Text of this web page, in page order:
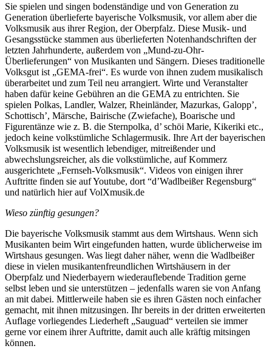
Sie spielen und singen bodenständige und von Generation zu
Generation überlieferte bayerische Volksmusik, vor allem aber die
Volksmusik aus ihrer Region, der Oberpfalz. Diese Musik- und
Gesangsstücke stammen aus überlieferten Notenhandschriften der
letzten Jahrhunderte, außerdem von „Mund-zu-Ohr-
Überlieferungen“ von Musikanten und Sängern. Dieses traditionelle
Volksgut ist „GEMA-frei“. Es wurde von ihnen zudem musikalisch
überarbeitet und zum Teil neu arrangiert. Wirte und Veranstalter
haben dafür keine Gebühren an die GEMA zu entrichten. Sie
spielen Polkas, Landler, Walzer, Rheinländer, Mazurkas, Galopp’,
Schottisch’, Märsche, Bairische (Zwiefache), Boarische und
Figurentänze wie z. B. die Sternpolka, d’ schöi Marie, Kikeriki etc.,
jedoch keine volkstümliche Schlagermusik. Ihre Art der bayerischen
Volksmusik ist wesentlich lebendiger, mitreißender und
abwechslungsreicher, als die volkstümliche, auf Kommerz
ausgerichtete „Fernseh-Volksmusik“. Videos von einigen ihrer
Auftritte finden sie auf Youtube, dort “d’Wadlbeißer Regensburg“
und natürlich hier auf VolXmusik.de
Wieso zünftig gesungen?
Die bayerische Volksmusik stammt aus dem Wirtshaus. Wenn sich
Musikanten beim Wirt eingefunden hatten, wurde üblicherweise im
Wirtshaus gesungen. Was liegt daher näher, wenn die Wadlbeißer
diese in vielen musikantenfreundlichen Wirtshäusern in der
Oberpfalz und Niederbayern wiederauflebende Tradition gerne
selbst leben und sie unterstützen – jedenfalls waren sie von Anfang
an mit dabei. Mittlerweile haben sie es ihren Gästen noch einfacher
gemacht, mit ihnen mitzusingen. Ihr bereits in der dritten erweiterten
Auflage vorliegendes Liederheft „Sauguad“ verteilen sie immer
gerne vor einem ihrer Auftritte, damit auch alle kräftig mitsingen
können.